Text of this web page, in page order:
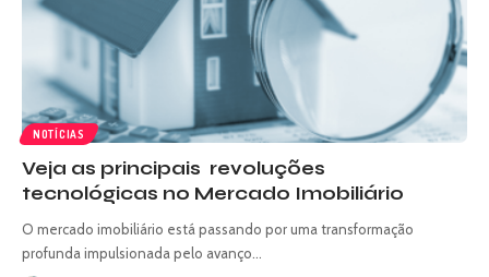
NOTÍCIAS
Veja as principais revoluções
tecnológicas no Mercado Imobiliário
O mercado imobiliário está passando por uma transformação
profunda impulsionada pelo avanço…